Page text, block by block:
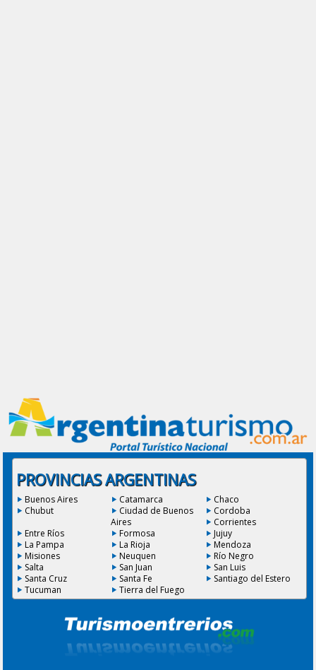
PROVINCIAS ARGENTINAS
Buenos Aires Catamarca
Chaco
Chubut
Ciudad de Buenos
Aires
Cordoba
Corrientes
Entre Ríos
Formosa
Jujuy
La Pampa
La Rioja
Mendoza
Misiones
Neuquen
Río Negro
Salta
San Juan
San Luis
Santa Cruz
Santa Fe
Santiago del Estero
Tucuman
Tierra del Fuego